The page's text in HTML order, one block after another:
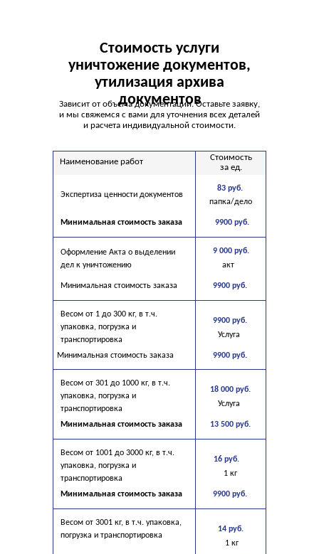
Стоимость услуги
уничтожение документов,
утилизация архива
документов
Зависит от объема документации. Оставьте заявку,
и мы свяжемся с вами для уточнения всех деталей
и расчета индивидуальной стоимости.
Весом от 3001 кг, в т.ч. упаковка,
погрузка и транспортировка
Весом от 1001 до 3000 кг, в т.ч.
упаковка, погрузка и
транспортировка
Весом от 301 до 1000 кг, в т.ч.
упаковка, погрузка и
транспортировка
Весом от 1 до 300 кг, в т.ч.
упаковка, погрузка и
транспортировка
1 кг
14 руб.
Оформление Акта о выделении
дел к уничтожению
1 кг
16 руб.
Услуга
18 000 руб.
Услуга
9900 руб.
акт
9 000 руб.
13 500 руб.
9900 руб.
9900 руб.
83 руб.
папка/дело
9900 руб.
9900 руб.
Экспертиза ценности документов
Минимальная стоимость заказа
Минимальная стоимость заказа
Минимальная стоимость заказа
Минимальная стоимость заказа
Минимальная стоимость заказа
Стоимость
за ед.
Наименование работ